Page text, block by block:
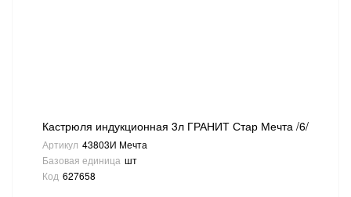
Кастрюля индукционная 3л ГРАНИТ Стар Мечта /6/
Артикул 43803И Мечта
Базовая единица шт
Код 627658